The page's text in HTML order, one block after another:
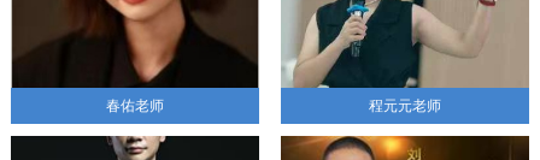
春佑老师 程元元老师